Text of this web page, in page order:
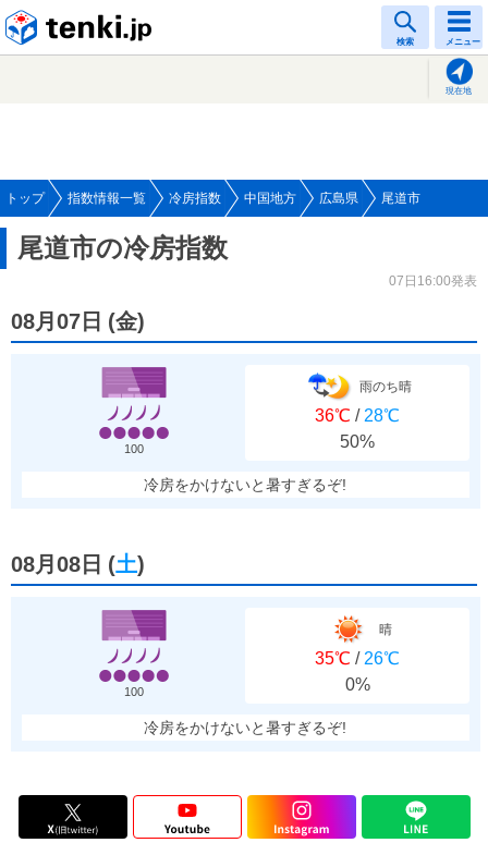
検索 メニュー
現在地
トップ 指数情報一覧 冷房指数 中国地方 広島県 尾道市
尾道市の冷房指数
07日16:00発表
08月07日 (金)
100
雨のち晴
36℃ / 28℃
50%
冷房をかけないと暑すぎるぞ!
08月08日 (土)
100
晴
35℃ / 26℃
0%
冷房をかけないと暑すぎるぞ!